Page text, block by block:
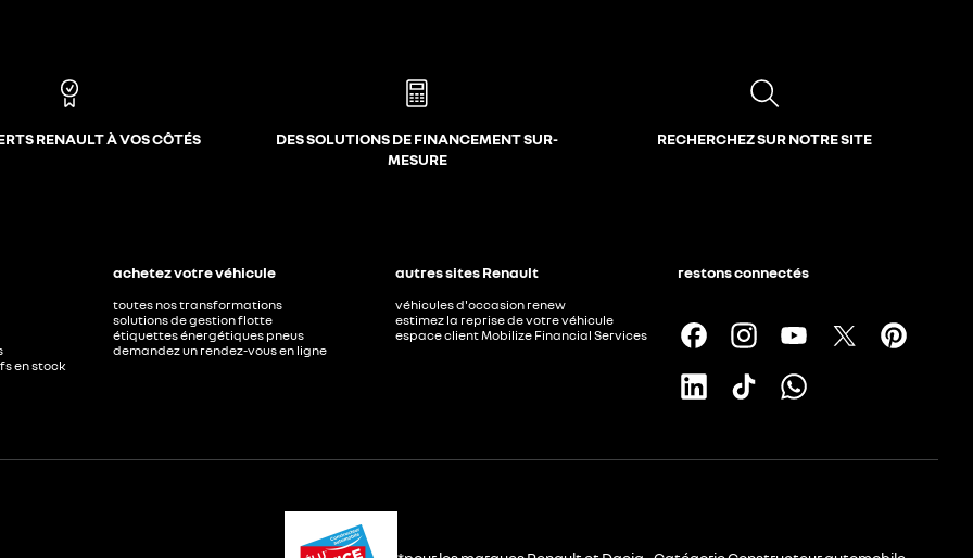
RENAULT À VOS CÔTÉS
DES SOLUTIONS DE FINANCEMENT SUR-
MESURE
RECHERCHEZ SUR NOTRE SITE
en stock
achetez votre véhicule
toutes nos transformations
solutions de gestion flotte
étiquettes énergétiques pneus
demandez un rendez-vous en ligne
autres sites Renault
véhicules d'occasion renew
estimez la reprise de votre véhicule
espace client Mobilize Financial Services
restons connectés